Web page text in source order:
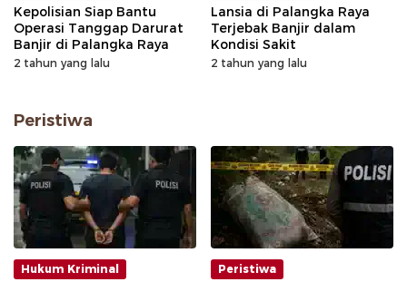
Kepolisian Siap Bantu
Operasi Tanggap Darurat
Banjir di Palangka Raya
2 tahun yang lalu
Lansia di Palangka Raya
Terjebak Banjir dalam
Kondisi Sakit
2 tahun yang lalu
Peristiwa
Hukum Kriminal Peristiwa